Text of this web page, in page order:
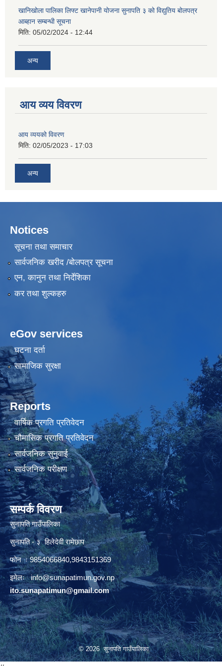
खानिखोला पालिका लिफ्ट खानेपानी योजना सुनापति ३ को विद्युतिय बोलपत्र
आब्हान सम्बन्धी सूचना
मिति: 05/02/2024 - 12:44
अन्य
आय व्यय विवरण
आय व्ययको विवरण
मिति: 02/05/2023 - 17:03
अन्य
Notices
सूचना तथा समाचार
सार्वजनिक खरीद /बोलपत्र सूचना
एन, कानुन तथा निर्देशिका
कर तथा शुल्कहरु
eGov services
घटना दर्ता
सामाजिक सुरक्षा
Reports
वार्षिक प्रगति प्रतिवेदन
चौमासिक प्रगति प्रतिवेदन
सार्वजनिक सुनुवाई
सार्वजनिक परीक्षण
सम्पर्क विवरण
सुनापति गाउँपालिका
सुनापति - ३ हिलेदेवी रामेछाप
फोन ः 9854066840,9843151369
इमेलः info@sunapatimun.gov.np
ito.sunapatimun@gmail.com
© 2026 सुनापति गाउँपालिका